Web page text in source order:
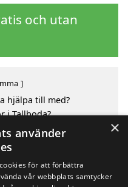
och utan
hjälpa till med?
i Tallboda?
i Tallboda
de omgivande städerna
×
använder
för att förbättra
vår webbplats samtycker